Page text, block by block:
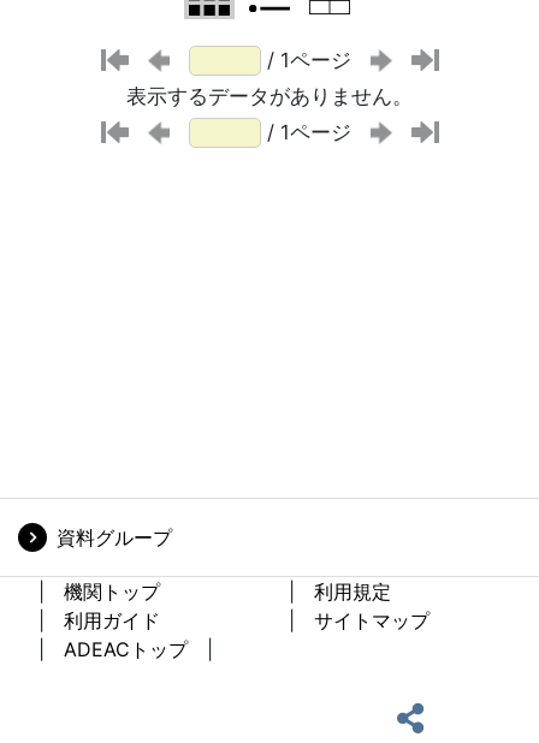
/ 1ページ
表示するデータがありません。
/ 1ページ
資料グループ
機関トップ
利用規定
利用ガイド
サイトマップ
ADEACトップ